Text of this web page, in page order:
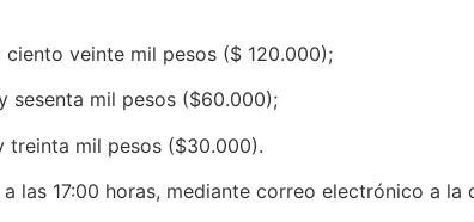
veinte mil pesos ($ 120.000);
sesenta mil pesos ($60.000);
treinta mil pesos ($30.000).
las 17:00 horas, mediante correo electrónico a la